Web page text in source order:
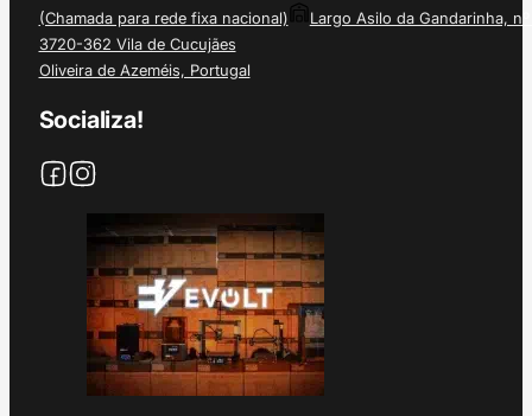
(Chamada para rede fixa nacional)
Largo Asilo da Gandarinha, nº
3720-362 Vila de Cucujães
Oliveira de Azeméis, Portugal
Socializa!